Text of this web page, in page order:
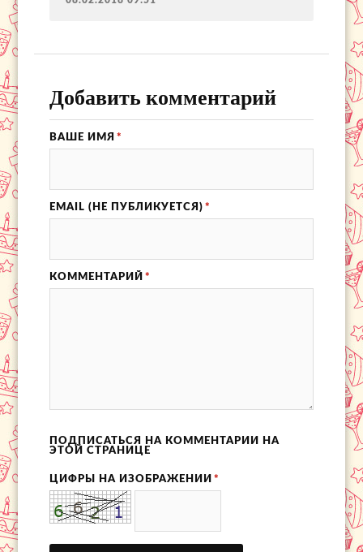
Добавить комментарий
ВАШЕ ИМЯ *
EMAIL (НЕ ПУБЛИКУЕТСЯ) *
КОММЕНТАРИЙ *
ПОДПИСАТЬСЯ НА КОММЕНТАРИИ НА
ЭТОЙ СТРАНИЦЕ
ЦИФРЫ НА ИЗОБРАЖЕНИИ *